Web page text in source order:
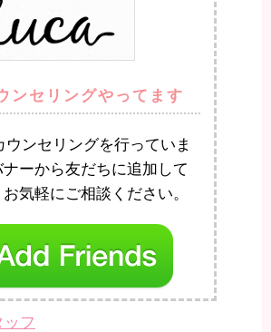
ンセリングやってます
ウンセリングを行っていま
ーから友だちに追加して
気軽にご相談ください。
ッフ